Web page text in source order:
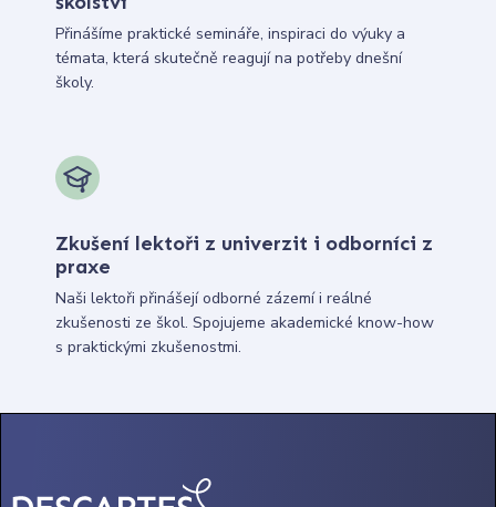
Přinášíme praktické semináře, inspiraci do výuky a
témata, která skutečně reagují na potřeby dnešní
školy.
Zkušení lektoři z univerzit i odborníci z
praxe
Naši lektoři přinášejí odborné zázemí i reálné
zkušenosti ze škol. Spojujeme akademické know-how
s praktickými zkušenostmi.